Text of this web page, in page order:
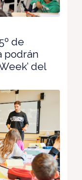
de
podrán
del